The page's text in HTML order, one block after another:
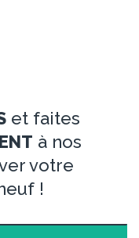
et faites
à nos
votre
!